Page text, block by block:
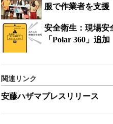
服で作業者を支援
安全衛生：現場安
「Polar 360」追加
関連リンク
安藤ハザマプレスリリース